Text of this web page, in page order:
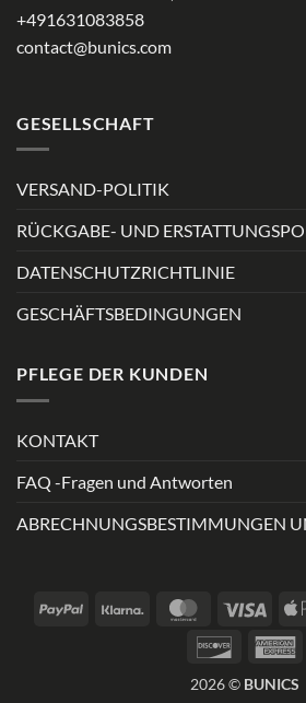
+491631083858
contact@bunics.com
GESELLSCHAFT
VERSAND-POLITIK
RÜCKGABE- UND
DATENSCHUTZRICHTLINIE
GESCHÄFTSBEDINGUNGEN
PFLEGE DER KUNDEN
KONTAKT
FAQ -Fragen und Antworten
ABRECHNUNGSBESTIMMUNGEN
PayPal Klarna MasterCardVisa
Discover
2026 © BUNICS